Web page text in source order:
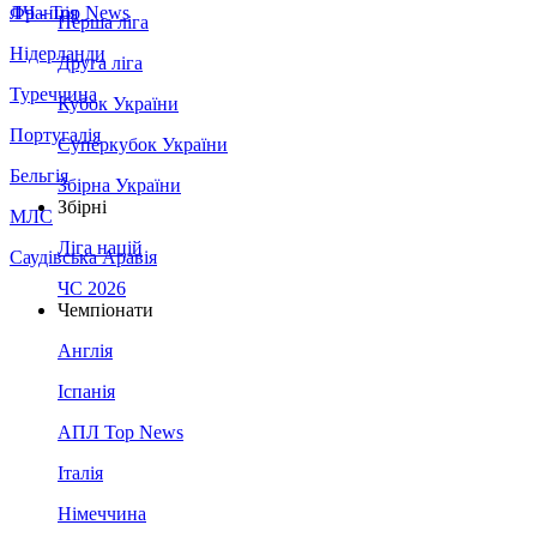
Франція
Нідерланди
Туреччина
Португалія
Бельгія
МЛС
Саудівська Аравія
ЛЧ - Top News
Перша ліга
Друга ліга
Кубок України
Суперкубок України
Збірна України
Збірні
Ліга націй
ЧС 2026
Чемпіонати
Англія
Іспанія
АПЛ Top News
Італія
Німеччина